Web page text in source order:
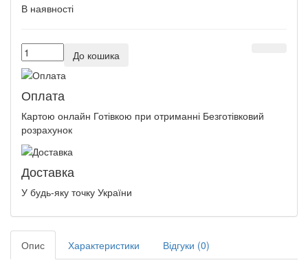
В наявності
До кошика
Оплата
Картою онлайн Готівкою при отриманні Безготівковий
розрахунок
Доставка
У будь-яку точку України
Опис Характеристики Відгуки (0)